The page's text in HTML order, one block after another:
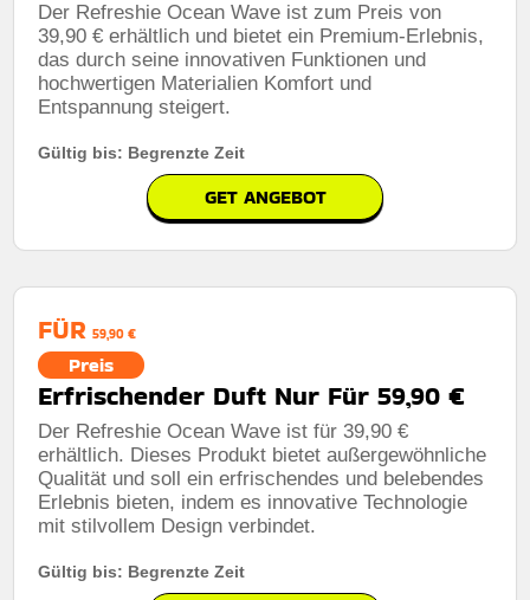
Der Refreshie Ocean Wave ist zum Preis von
39,90 € erhältlich und bietet ein Premium-Erlebnis,
das durch seine innovativen Funktionen und
hochwertigen Materialien Komfort und
Entspannung steigert.
Gültig bis: Begrenzte Zeit
GET ANGEBOT
FÜR 59,90 €
Preis
Erfrischender Duft Nur Für 59,90 €
Der Refreshie Ocean Wave ist für 39,90 €
erhältlich. Dieses Produkt bietet außergewöhnliche
Qualität und soll ein erfrischendes und belebendes
Erlebnis bieten, indem es innovative Technologie
mit stilvollem Design verbindet.
Gültig bis: Begrenzte Zeit